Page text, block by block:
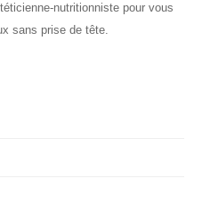
nutritionniste pour vous
sans prise de tête.